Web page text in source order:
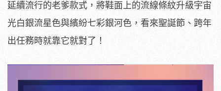
延續流行的老爹款式，將鞋面上的流線條紋升級宇宙
光白銀流星色與繽紛七彩銀河色，看來聖誕節、跨年
出任務時就靠它就對了！